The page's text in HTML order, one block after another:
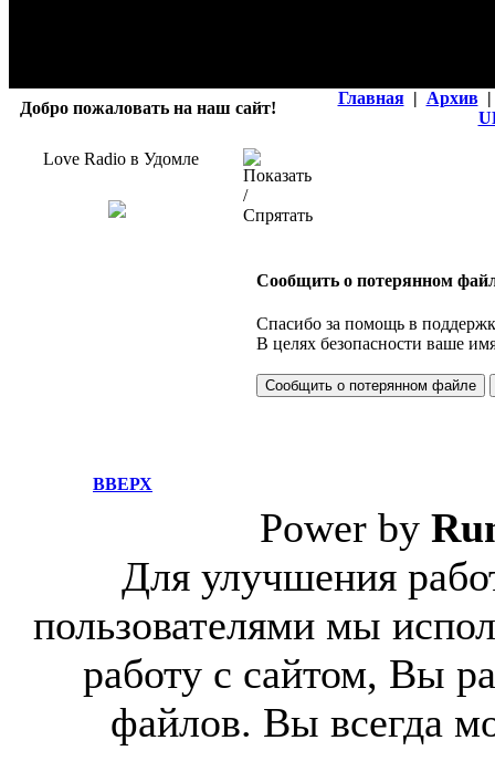
Добро пожаловать на наш сайт!
Главная | Архив |
Love Radio в Удомле
Сообщить о потерянном
Спасибо за помощь в
В целях безопасности ваше
ВВЕРХ
Power by
Для улучшения
пользователями мы
работу с сайтом, Вы
файлов. Вы всегда